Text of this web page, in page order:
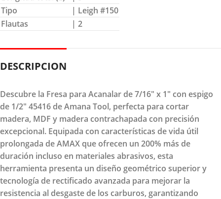
Tipo
| Leigh #150
Flautas
| 2
DESCRIPCION
Descubre la Fresa para Acanalar de 7/16" x 1" con espigo
de 1/2" 45416 de Amana Tool, perfecta para cortar
madera, MDF y madera contrachapada con precisión
excepcional. Equipada con características de vida útil
prolongada de AMAX que ofrecen un 200% más de
duración incluso en materiales abrasivos, esta
herramienta presenta un diseño geométrico superior y
tecnología de rectificado avanzada para mejorar la
resistencia al desgaste de los carburos, garantizando